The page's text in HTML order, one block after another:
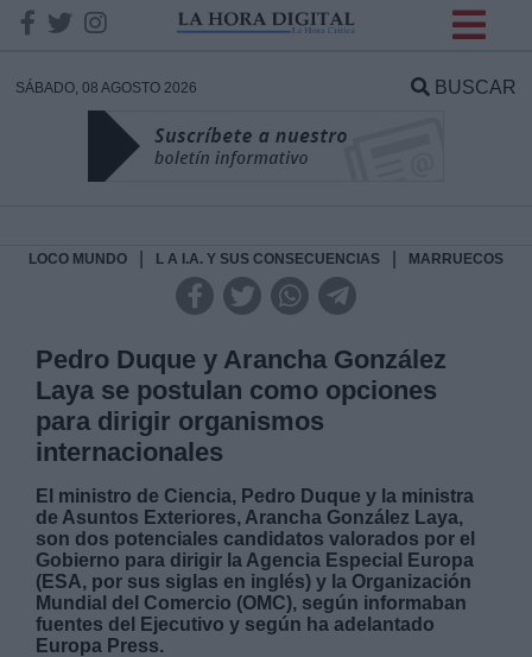
SÁBADO, 08 AGOSTO 2026 BUSCAR
LOCO MUNDO L A I.A. Y SUS CONSECUENCIAS MARRUECOS
Pedro Duque y Arancha González
Laya se postulan como opciones
para dirigir organismos
internacionales
El ministro de Ciencia, Pedro Duque y la ministra
de Asuntos Exteriores, Arancha González Laya,
son dos potenciales candidatos valorados por el
Gobierno para dirigir la Agencia Especial Europa
(ESA, por sus siglas en inglés) y la Organización
Mundial del Comercio (OMC), según informaban
fuentes del Ejecutivo y según ha adelantado
Europa Press.
DATOS
Responsable:
Legitimación:
Destinatarios: